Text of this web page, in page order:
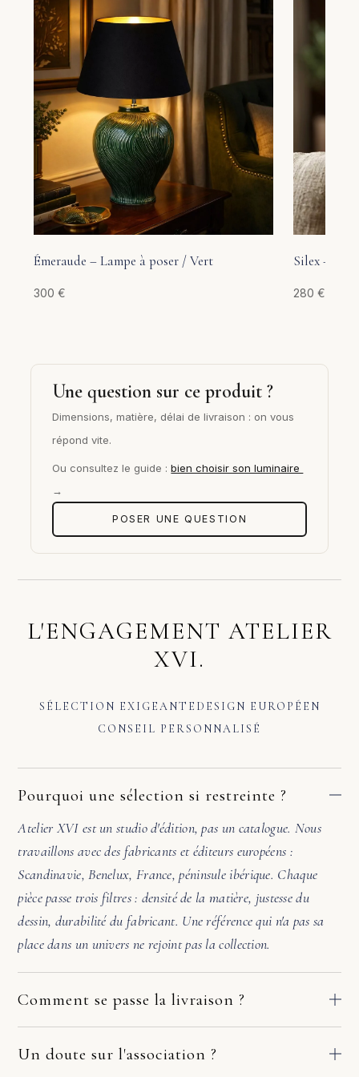
Émeraude – Lampe à poser / Vert
300€
Silex –
280 €
Une question sur ce produit ?
Dimensions, matière, délai de livraison : on vous
répond vite.
Ou consultez le guide :bien choisir son luminaire
→
POSER UNE QUESTION
L'ENGAGEMENT ATELIER
XVI.
SÉLECTION EXIGEANTE DESIGN EUROPÉEN
CONSEIL PERSONNALISÉ
Pourquoi une sélection si restreinte ?
Atelier XVI est un studio d'édition, pas un catalogue. Nous
travaillons avec des fabricants et éditeurs européens :
Scandinavie, Benelux, France, péninsule ibérique. Chaque
pièce passe trois filtres : densité de la matière, justesse du
dessin, durabilité du fabricant. Une référence qui n'a pas sa
place dans un univers ne rejoint pas la collection.
Comment se passe la livraison ?
européens. Le délai dépend du fabricant et de votre adresse :
Un doute sur l'association ?